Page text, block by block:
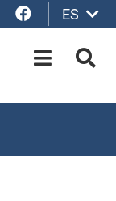
Facebook
ES
OPEN-